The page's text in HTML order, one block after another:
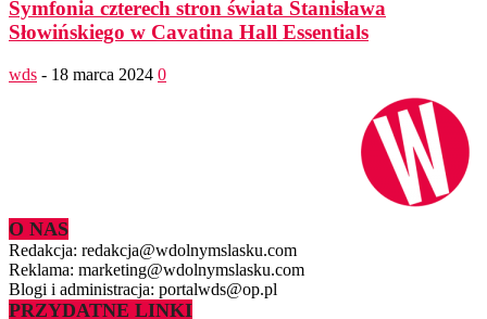
Symfonia czterech stron świata Stanisława
Słowińskiego w Cavatina Hall Essentials
wds - 18 marca 2024 0
O NAS
Redakcja: redakcja@wdolnymslasku.com
Reklama: marketing@wdolnymslasku.com
Blogi i administracja: portalwds@op.pl
PRZYDATNE LINKI